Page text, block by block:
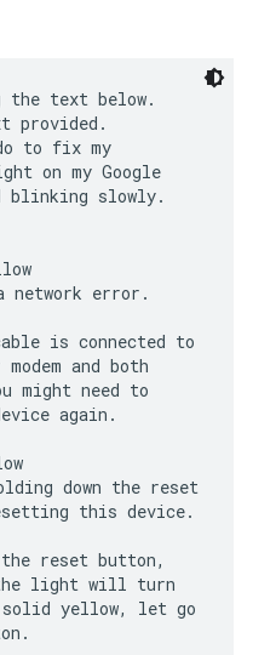
the text below.
provided.
to fix my
on my Google
blinking slowly.
network error.
is connected to
and both
might need to
again.
down the reset
this device.
reset button,
the light will turn
yellow, let go